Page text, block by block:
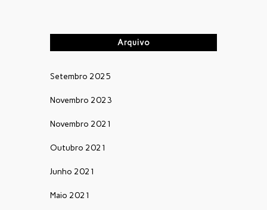
Arquivo
Setembro 2025
Novembro 2023
Novembro 2021
Outubro 2021
Junho 2021
Maio 2021